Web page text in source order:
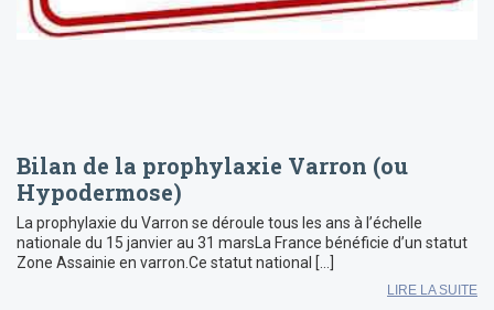
Bilan de la prophylaxie Varron (ou
Hypodermose)
La prophylaxie du Varron se déroule tous les ans à l’échelle
nationale du 15 janvier au 31 marsLa France bénéficie d’un statut
Zone Assainie en varron.Ce statut national […]
LIRE LA SUITE